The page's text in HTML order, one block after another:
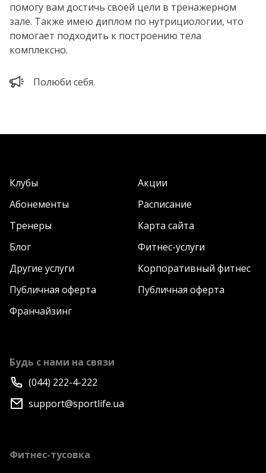
помогу вам достичь своей цели в тренажерном
зале. Также имею диплом по нутрициологии, что
помогает подходить к построению тела
комплексно.
Полюби себя.
Клубы
Акции
Абонементы
Расписание
Тренеры
Карта сайта
Блог
Фитнес-услуги
Другие услуги
Корпоративный фитнес
Публичная оферта
Публичная оферта
Франчайзинг
Будь с нами на связи
(044) 222-4-222
support@sportlife.ua
Фитнес-тусовка